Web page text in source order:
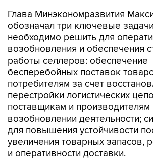
Глава Минэкономразвития
обозначал три ключевые
необходимо решить для
возобновления и обеспечения
работы селлеров: обеспечение
бесперебойных поставок
потребителям за счет
перестройки логистических
поставщикам и производителям
возобновлении деятельности;
для повышения устойчивости
увеличения товарных запасов,
и оперативности доставки.